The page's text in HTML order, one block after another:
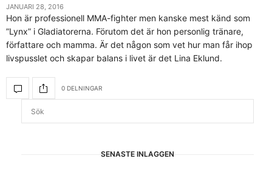
JANUARI 28, 2016
Hon är professionell MMA-fighter men kanske mest känd som
”Lynx” i Gladiatorerna. Förutom det är hon personlig tränare,
författare och mamma. Är det någon som vet hur man får ihop
livspusslet och skapar balans i livet är det Lina Eklund.
0 DELNINGAR
SENASTE INLÄGGEN